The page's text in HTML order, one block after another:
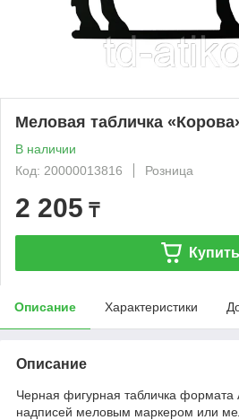
Меловая табличка
В наличии
Код: 20000013816
Розница
2 205 ₸
Купить
Описание Характеристики
Описание
Черная фигурная табличка
надписей меловым маркером или